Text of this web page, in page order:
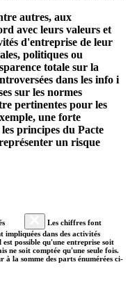
autres, aux
avec leurs valeurs et
d'entreprise de leur
politiques ou
totale sur la
dans les info i
sur les normes
pertinentes pour les
une forte
principes du Pacte
un risque
Les chiffres font
impliquées dans des activités
possible qu'une entreprise soit
ne soit comptée qu'une seule fois.
la somme des parts énumérées ci-